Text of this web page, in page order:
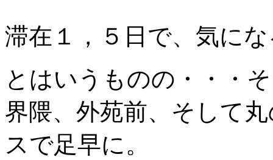
滞在１，５日で、気に
とはいうものの・・・
界隈、外苑前、そして
スで足早に。